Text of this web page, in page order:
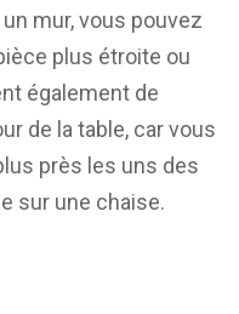
mur, vous pouvez
plus étroite ou
également de
de la table, car vous
près les uns des
sur une chaise.